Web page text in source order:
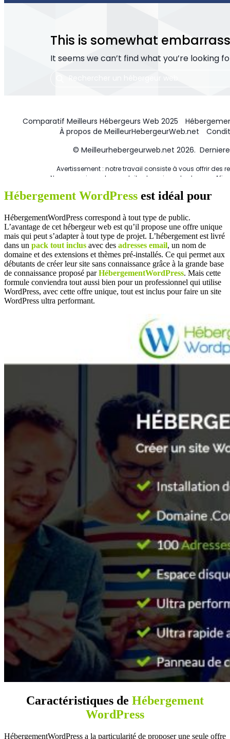
Hébergement WordPress est idéal pour
HébergementWordPress correspond à tout type de public.
L’avantage de cet hébergeur web est qu’il propose une offre unique
mais qui peut s’adapter à tout type de projet. L’hébergement est livré
dans un pack tout inclus avec des adresses email, un nom de
domaine et des extensions et thèmes pré-installés. Ce qui permet aux
débutants de créer leur site sans connaissance grâce à la grande base
de connaissance proposé parHébergementWordPress. Mais cette
formule conviendra tout aussi bien pour un professionnel qui utilise
WordPress, avec cette offre unique, tout est inclus pour faire un site
WordPress ultra performant.
Caractéristiques de Hébergement
WordPress
HébergementWordPress a la particularité de proposer une seule offre